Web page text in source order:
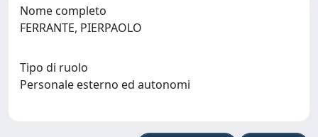
Nome completo
FERRANTE, PIERPAOLO
Tipo di ruolo
Personale esterno ed autonomi